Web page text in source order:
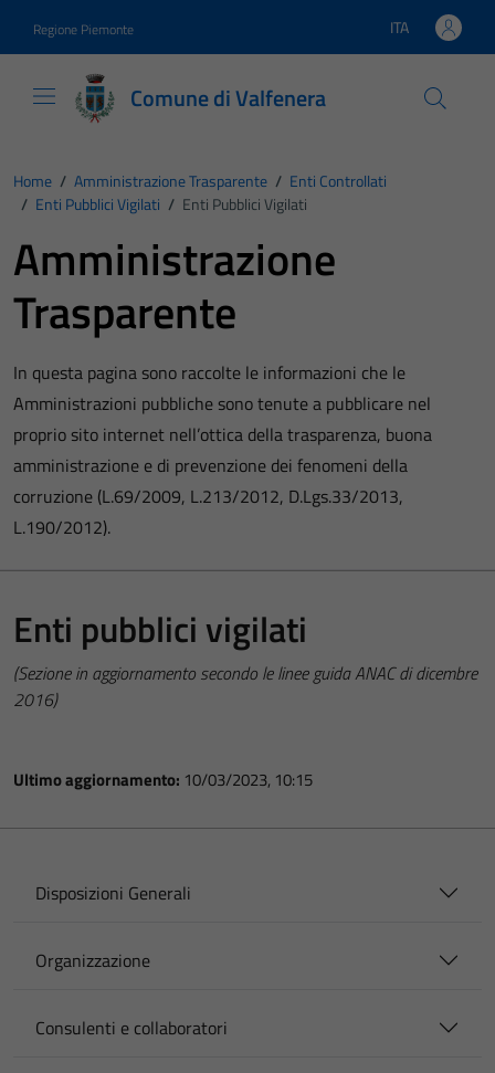
Regione Piemonte Lingua attiva:
ITA
Comune di Valfenera
Home / Amministrazione Trasparente / Enti Controllati
/ Enti Pubblici Vigilati / Enti Pubblici Vigilati
Amministrazione
Trasparente
In questa pagina sono raccolte le informazioni che le
Amministrazioni pubbliche sono tenute a pubblicare nel
proprio sito internet nell’ottica della trasparenza, buona
amministrazione e di prevenzione dei fenomeni della
corruzione (L.69/2009, L.213/2012, D.Lgs.33/2013,
L.190/2012).
Enti pubblici vigilati
(Sezione in aggiornamento secondo le linee guida ANAC di dicembre
2016)
Ultimo aggiornamento: 10/03/2023, 10:15
Disposizioni Generali
Organizzazione
Consulenti e collaboratori